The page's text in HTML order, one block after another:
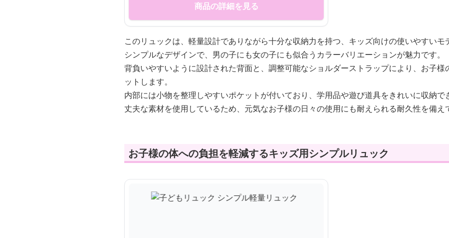
商品の詳細を見る
このリュックは、軽量設計でありながら十分な収納力を持つ、キッズ向けの使いやすいモ
シンプルなデザインで、男の子にも女の子にも似合うカラーバリエーションが魅力です。
背負いやすいように設計された背面と、調整可能なショルダーストラップにより、お子
ットします。
内部には小物を整理しやすいポケットが付いており、学用品や遊び道具をきれいに収納で
丈夫な素材を使用しているため、元気なお子様の日々の使用にも耐えられる耐久性を備え
お子様の体への負担を軽減するキッズ用シンプルリュック